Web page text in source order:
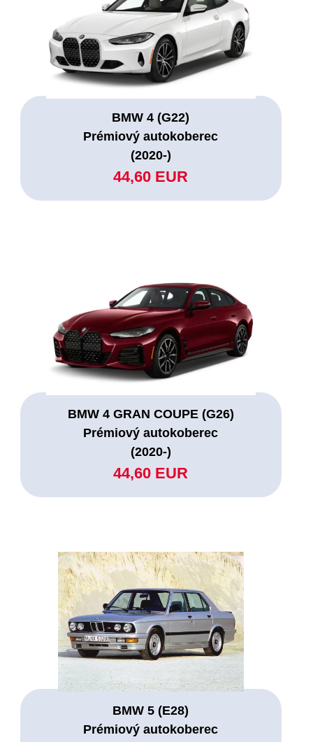
BMW 4 (G22)
Prémiový autokoberec
(2020-)
44,60 EUR
BMW 4 GRAN COUPE (G26)
Prémiový autokoberec
(2020-)
44,60 EUR
BMW 5 (E28)
Prémiový autokoberec